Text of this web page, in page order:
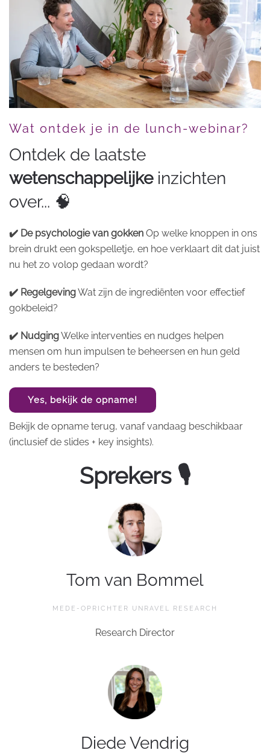
Wat ontdek je in de lunch-webinar?
Ontdek de laatste
wetenschappelijkeinzichten
over... 🧠
✔️ De psychologie van gokken Op welke knoppen in ons
brein drukt een gokspelletje, en hoe verklaart dit dat juist
nu het zo volop gedaan wordt?
✔️ RegelgevingWat zijn de ingrediënten voor effectief
gokbeleid?
✔️ NudgingWelke interventies en nudges helpen
mensen om hun impulsen te beheersen en hun geld
anders te besteden?
Yes, bekijk de opname!
Bekijk de opname terug, vanaf vandaag beschikbaar
(inclusief de slides + key insights).
Sprekers 🎙
Tom van Bommel
MEDE-OPRICHTER UNRAVEL RESEARCH
Research Director
Diede Vendrig